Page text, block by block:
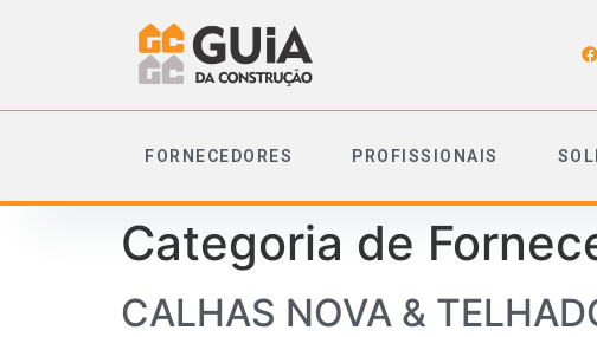
FORNECEDORES PROFISSIONAIS
Categoria de
CALHAS NOVA &